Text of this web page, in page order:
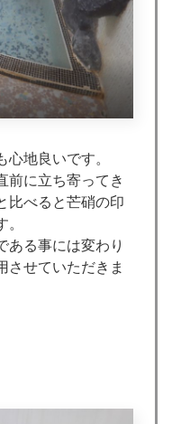
地良いです。
前に立ち寄ってき
比べると芒硝の印
ある事には変わり
させていただきま